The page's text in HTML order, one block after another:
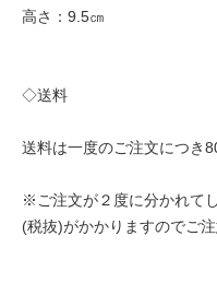
高さ：9.5㎝
◇送料
送料は一度のご注文につき
※ご注文が２度に分かれて
(税抜)がかかりますのでご注